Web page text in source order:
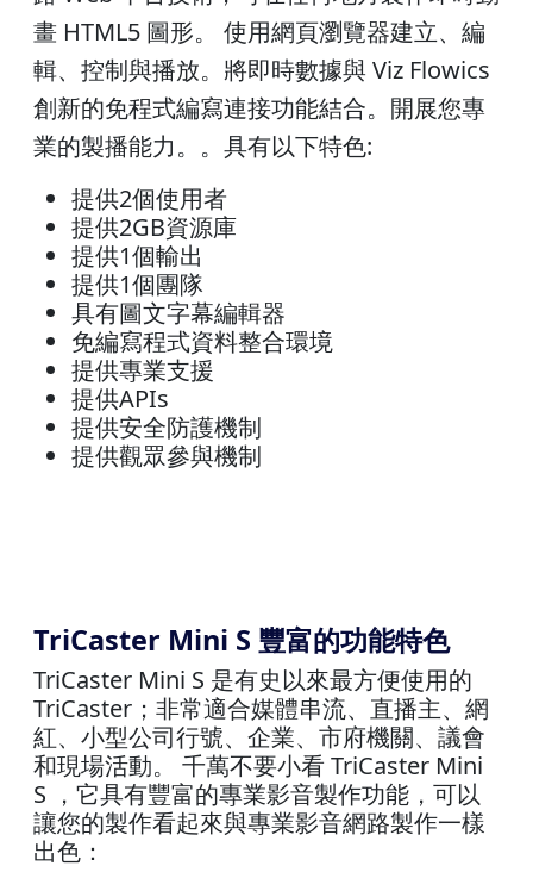
畫 HTML5 圖形。 使用網頁瀏覽器建立、編
輯、控制與播放。將即時數據與 Viz Flowics
創新的免程式編寫連接功能結合。開展您專
業的製播能力。。具有以下特色:
提供2個使用者
提供2GB資源庫
提供1個輸出
提供1個團隊
具有圖文字幕編輯器
免編寫程式資料整合環境
提供專業支援
提供APIs
提供安全防護機制
提供觀眾參與機制
TriCaster Mini S 豐富的功能特色
TriCaster Mini S 是有史以來最方便使用的
TriCaster；非常適合媒體串流、直播主、網
紅、小型公司行號、企業、市府機關、議會
和現場活動。 千萬不要小看 TriCaster Mini
S ，它具有豐富的專業影音製作功能，可以
讓您的製作看起來與專業影音網路製作一樣
出色：